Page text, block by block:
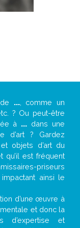
..., comme un
? Ou peut-être
à ... dans une
d’art ? Gardez
objets d’art du
qu’il est fréquent
priseurs
ainsi le
d’une œuvre à
et donc la
d’expertise et